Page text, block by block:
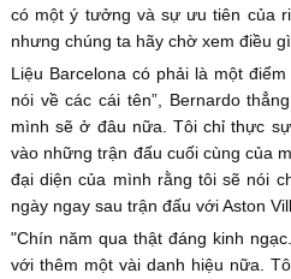
có một ý tưởng và sự ưu tiên của
nhưng chúng ta hãy chờ xem điều gì
Liệu Barcelona có phải là một
nói về các cái tên”, Bernardo
mình sẽ ở đâu nữa. Tôi chỉ thực
vào những trận đấu cuối cùng của
đại diện của mình rằng tôi sẽ nói
ngày ngay sau trận đấu với Aston
"Chín năm qua thật đáng kinh
với thêm một vài danh hiệu nữa.